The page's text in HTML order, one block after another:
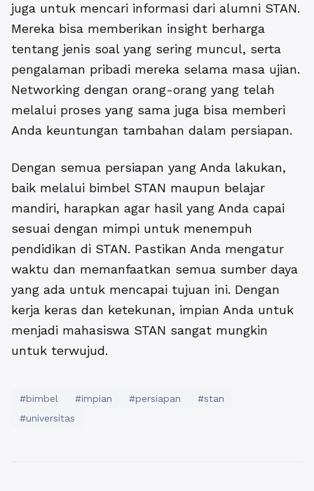
juga untuk mencari informasi dari alumni STAN.
Mereka bisa memberikan insight berharga
tentang jenis soal yang sering muncul, serta
pengalaman pribadi mereka selama masa ujian.
Networking dengan orang-orang yang telah
melalui proses yang sama juga bisa memberi
Anda keuntungan tambahan dalam persiapan.
Dengan semua persiapan yang Anda lakukan,
baik melalui bimbel STAN maupun belajar
mandiri, harapkan agar hasil yang Anda capai
sesuai dengan mimpi untuk menempuh
pendidikan di STAN. Pastikan Anda mengatur
waktu dan memanfaatkan semua sumber daya
yang ada untuk mencapai tujuan ini. Dengan
kerja keras dan ketekunan, impian Anda untuk
menjadi mahasiswa STAN sangat mungkin
untuk terwujud.
#bimbel #impian #persiapan
#stan
#universitas